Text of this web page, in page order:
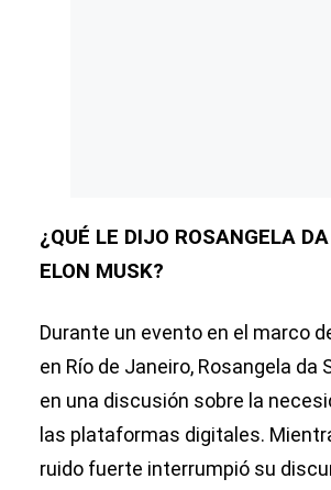
¿QUÉ LE DIJO ROSANGELA
ELON MUSK?
Durante un evento en el marco
en Río de Janeiro, Rosangela da
en una discusión sobre la
las plataformas digitales.
ruido fuerte interrumpió su